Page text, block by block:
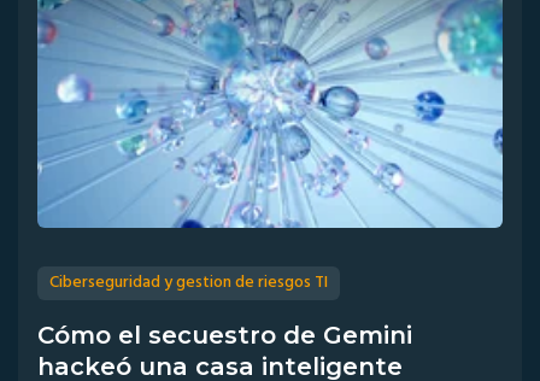
Ciberseguridad y gestion de riesgos TI
Cómo el secuestro de Gemini
hackeó una casa inteligente